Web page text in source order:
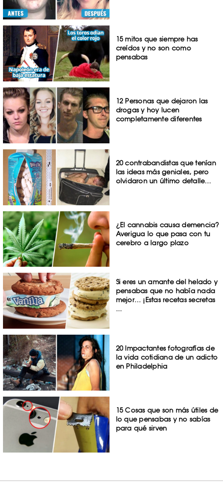
15 mitos que siempre has
creídos y no son como
pensabas
12 Personas que dejaron las
drogas y hoy lucen
completamente diferentes
20 contrabandistas que tenían
las ideas más geniales, pero
olvidaron un último detalle…
¿El cannabis causa demencia?
Averigua lo que pasa con tu
cerebro a largo plazo
Si eres un amante del helado y
pensabas que no había nada
mejor… ¡Estas recetas secretas
...
20 Impactantes fotografías de
la vida cotidiana de un adicto
en Philadelphia
15 Cosas que son más útiles de
lo que pensabas y no sabías
para qué sirven